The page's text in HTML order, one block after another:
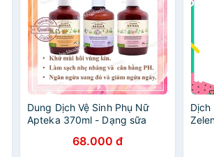
Dung Dịch Vệ Sinh Phụ Nữ
Apteka 370ml - Dạng sữa
68.000 đ
Dịch